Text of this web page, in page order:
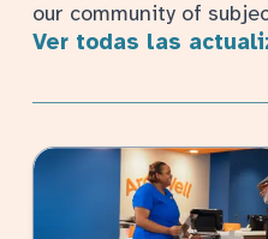
our community of
Ver todas las